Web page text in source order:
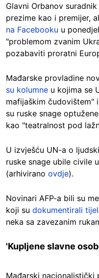
Glavni Orbanov
prezime kao i premijer,
na Facebooku u
"problemom zvanim
pozabaviti proratni
Mađarske provladine
su kolumne u kojima se
mafijaškim čudovištem"
su ruske snage
kao "teatralnost pod
U izvješću UN-a o
ruske snage ubile civile
(arhivirano ovdje).
Novinari AFP-a bili su
koji su dokumentirali
neka sa zavezanim
'Kupljene slavne
Mađarski nacionalistički